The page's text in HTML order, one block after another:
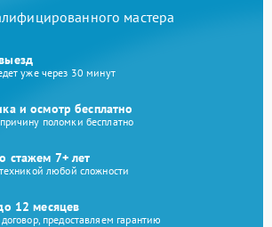
мастера
уже через 30 минут
и осмотр бесплатно
поломки бесплатно
стажем 7+ лет
любой сложности
12 месяцев
предоставляем гарантию